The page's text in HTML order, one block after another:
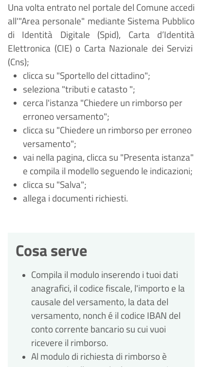
Una volta entrato nel portale del Comune accedi
all'"Area personale" mediante Sistema Pubblico
di Identità Digitale (Spid), Carta d’Identità
Elettronica (CIE) o Carta Nazionale dei Servizi
(Cns);
clicca su "Sportello del cittadino";
seleziona "tributi e catasto ";
cerca l'istanza "Chiedere un rimborso per
erroneo versamento";
clicca su "Chiedere un rimborso per erroneo
versamento";
vai nella pagina, clicca su "Presenta istanza"
e compila il modello seguendo le indicazioni;
clicca su "Salva";
allega i documenti richiesti.
Cosa serve
Compila il modulo inserendo i tuoi dati
anagrafici, il codice fiscale, l'importo e la
causale del versamento, la data del
versamento, nonch é il codice IBAN del
conto corrente bancario su cui vuoi
ricevere il rimborso.
Al modulo di richiesta di rimborso è